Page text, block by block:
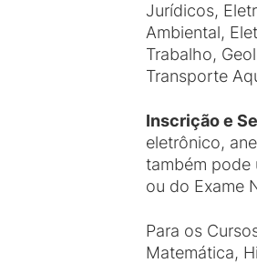
Jurídicos,
Ambiental,
Trabalho,
Transporte
Inscrição e
eletrônico,
também pode
ou do Exame
Para os
Matemática,